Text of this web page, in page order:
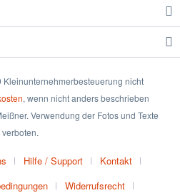
nicht
, wenn nicht anders beschrieben
Verwendung der Fotos und Texte
verboten.
Hilfe / Support
Kontakt
Widerrufsrecht